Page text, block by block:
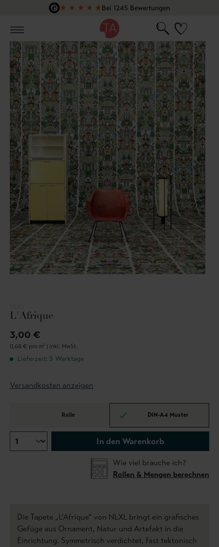
Zum Hauptinhalt springen
★ ★ ★ ★ ★Bei 1245 Bewertungen
L'Afrique
3,00 €
0,68 € pro m² | inkl. MwSt.
Lieferzeit: 5 Werktage
Versandkosten anzeigen
Rolle DIN-A4 Muster
In den Warenkorb
Wie viel brauche ich?
Rollen & Mengen berechnen
Die Tapete „L’Afrique“ von NLXL bringt ein grafisches
Gefüge aus Ornament, Natur und Artefakt in die
Einrichtung. Symmetrisch verdichtet, fast tektonisch